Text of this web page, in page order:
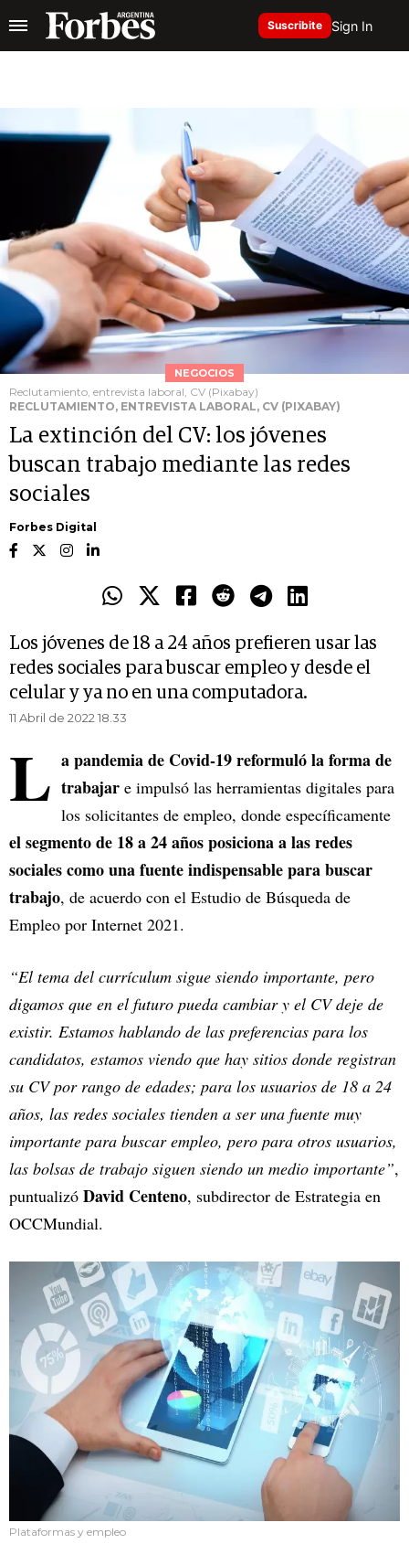
Suscribite Sign In
NEGOCIOS
Reclutamiento, entrevista laboral, CV (Pixabay)
RECLUTAMIENTO, ENTREVISTA LABORAL, CV (PIXABAY)
La extinción del CV: los jóvenes
buscan trabajo mediante las redes
sociales
Forbes Digital
Los jóvenes de 18 a 24 años prefieren usar las
redes sociales para buscar empleo y desde el
celular y ya no en una computadora.
11 Abril de 2022 18.33
L a pandemia de Covid-19 reformuló la forma de
trabajar e impulsó las herramientas digitales para
los solicitantes de empleo, donde específicamente
el segmento de 18 a 24 años posiciona a las redes
sociales como una fuente indispensable para buscar
trabajo, de acuerdo con el Estudio de Búsqueda de
Empleo por Internet 2021.
“El tema del currículum sigue siendo importante, pero
digamos que en el futuro pueda cambiar y el CV deje de
existir. Estamos hablando de las preferencias para los
candidatos, estamos viendo que hay sitios donde registran
su CV por rango de edades; para los usuarios de 18 a 24
años, las redes sociales tienden a ser una fuente muy
importante para buscar empleo, pero para otros usuarios,
las bolsas de trabajo siguen siendo un medio importante”,
puntualizó David Centeno, subdirector de Estrategia en
OCCMundial.
Plataformas y empleo